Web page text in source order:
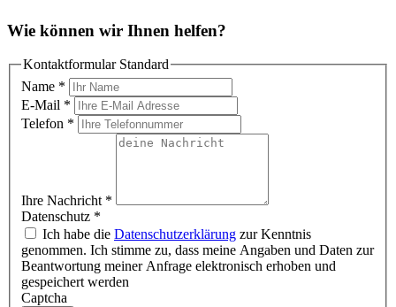
Wie können wir Ihnen helfen?
Kontaktformular Standard
Name *
E-Mail *
Telefon *
Ihre Nachricht *
Datenschutz *
Ich habe die Datenschutzerklärung zur Kenntnis
genommen. Ich stimme zu, dass meine Angaben und Daten zur
Beantwortung meiner Anfrage elektronisch erhoben und
gespeichert werden
Captcha